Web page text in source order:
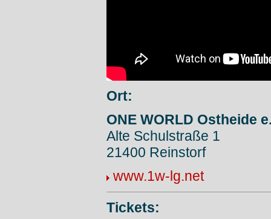
Ort:
ONE WORLD Ostheide
Alte Schulstraße 1
21400 Reinstorf
www.1w-lg.net
Tickets: